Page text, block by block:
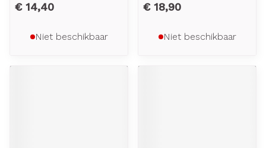
€ 14,40
Niet beschikbaar
€ 18,90
Niet beschikbaar